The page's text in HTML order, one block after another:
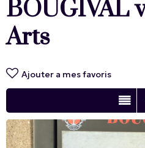
BOUGIVAL
Arts
Ajouter a mes favoris